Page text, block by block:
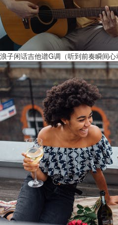
浪子闲话吉他谱G调（听到前奏瞬间